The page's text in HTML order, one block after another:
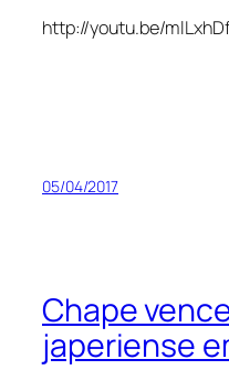
http://youtu.be/
05/04/2017
Chape
japeriense